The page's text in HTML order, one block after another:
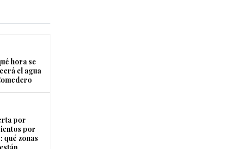
hora se
el agua
por
por
qué zonas